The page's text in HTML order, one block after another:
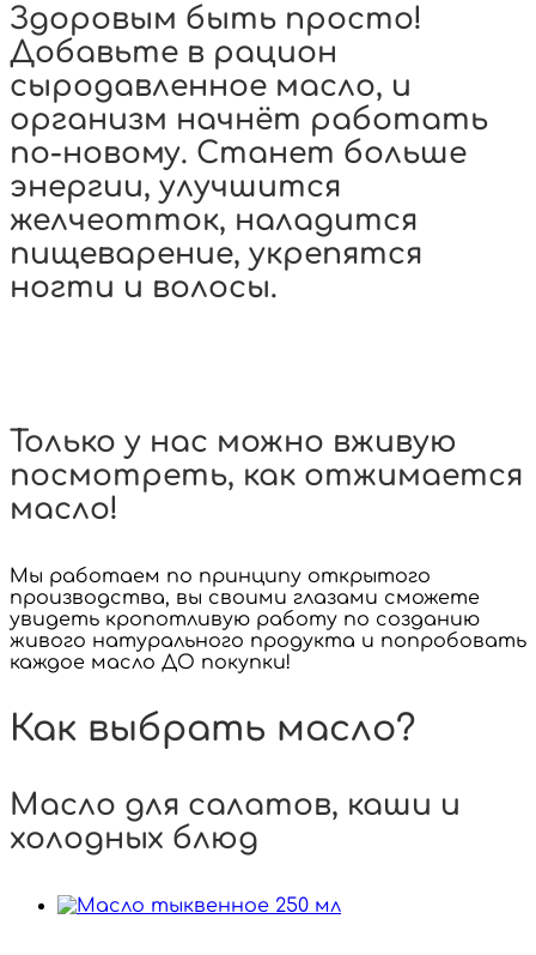
Здоровым быть просто!
Добавьте в рацион
сыродавленное масло, и
организм начнёт работать
по-новому. Станет больше
энергии, улучшится
желчеотток, наладится
пищеварение, укрепятся
ногти и волосы.
Только у нас можно вживую
посмотреть, как отжимается
масло!
Мы работаем по принципу открытого
производства, вы своими глазами сможете
увидеть кропотливую работу по созданию
живого натурального продукта и попробовать
каждое масло ДО покупки!
Как выбрать масло?
Масло для салатов, каши и
холодных блюд